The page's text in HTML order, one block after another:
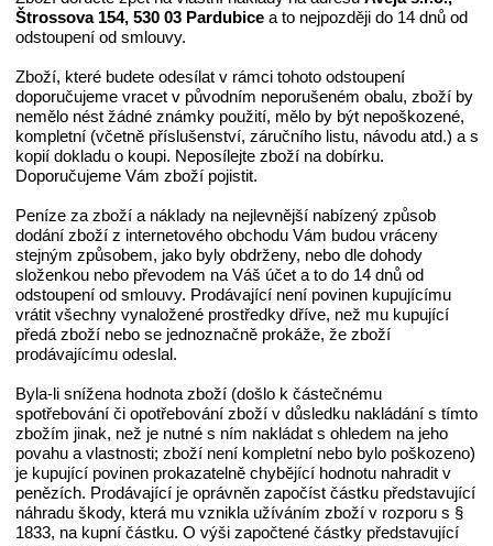
Štrossova154, 530 03Pardubicea to nejpozději do 14 dnů od
odstoupení od smlouvy.
Zboží, které budete odesílat v rámci tohoto odstoupení
doporučujeme vracet v původním neporušeném obalu, zboží by
nemělo nést žádné známky použití, mělo by být nepoškozené,
kompletní (včetně příslušenství, záručního listu, návodu atd.) a s
kopií dokladu o koupi. Neposílejte zboží na dobírku.
Doporučujeme Vám zboží pojistit.
Peníze za zboží a náklady na nejlevnější nabízený způsob
dodání zboží z internetového obchodu Vám budou vráceny
stejným způsobem, jako byly obdrženy, nebo dle dohody
složenkou nebo převodem na Váš účet a to do 14 dnů od
odstoupení od smlouvy. Prodávající není povinen kupujícímu
vrátit všechny vynaložené prostředky dříve, než mu kupující
předá zboží nebo se jednoznačně prokáže, že zboží
prodávajícímu odeslal.
Byla-li snížena hodnota zboží (došlo k částečnému
spotřebování či opotřebování zboží v důsledku nakládání s tímto
zbožím jinak, než je nutné s ním nakládat s ohledem na jeho
povahu a vlastnosti; zboží není kompletní nebo bylo poškozeno)
je kupující povinen prokazatelně chybějící hodnotu nahradit v
penězích. Prodávající je oprávněn započíst částku představující
náhradu škody, která mu vznikla užíváním zboží v rozporu s §
1833, na kupní částku. O výši započtené částky představující